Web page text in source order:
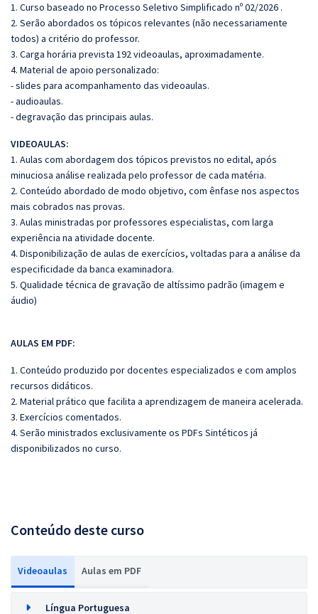
1. Curso baseado no Processo Seletivo Simplificado nº 02/2026 .
2. Serão abordados os tópicos relevantes (não necessariamente
todos) a critério do professor.
3. Carga horária prevista 192 videoaulas, aproximadamente.
4. Material de apoio personalizado:
- slides para acompanhamento das videoaulas.
- audioaulas.
- degravação das principais aulas.
VIDEOAULAS:
1. Aulas com abordagem dos tópicos previstos no edital, após
minuciosa análise realizada pelo professor de cada matéria.
2. Conteúdo abordado de modo objetivo, com ênfase nos aspectos
mais cobrados nas provas.
3. Aulas ministradas por professores especialistas, com larga
experiência na atividade docente.
4. Disponibilização de aulas de exercícios, voltadas para a análise da
especificidade da banca examinadora.
5. Qualidade técnica de gravação de altíssimo padrão (imagem e
áudio)
AULAS EM PDF:
1. Conteúdo produzido por docentes especializados e com amplos
recursos didáticos.
2. Material prático que facilita a aprendizagem de maneira acelerada.
3. Exercícios comentados.
4. Serão ministrados exclusivamente os PDFs Sintéticos já
disponibilizados no curso.
Conteúdo deste curso
Videoaulas Aulas em PDF
Língua Portuguesa